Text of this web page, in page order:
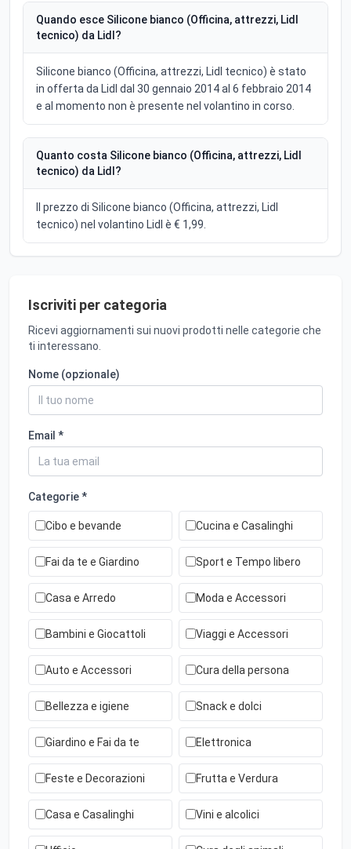
Quando esce Silicone bianco (Officina, attrezzi, Lidl
tecnico) da Lidl?
Silicone bianco (Officina, attrezzi, Lidl tecnico) è stato
in offerta da Lidl dal 30 gennaio 2014 al 6 febbraio 2014
e al momento non è presente nel volantino in corso.
Quanto costa Silicone bianco (Officina, attrezzi, Lidl
tecnico) da Lidl?
Il prezzo di Silicone bianco (Officina, attrezzi, Lidl
tecnico) nel volantino Lidl è € 1,99.
Iscriviti per categoria
Ricevi aggiornamenti sui nuovi prodotti nelle categorie che
ti interessano.
Nome (opzionale)
Email *
Categorie *
Cibo e bevande Cucina e Casalinghi
Fai da te e Giardino Sport e Tempo libero
Casa e Arredo Moda e Accessori
Bambini e Giocattoli Viaggi e Accessori
Auto e Accessori Cura della persona
Bellezza e igiene Snack e dolci
Giardino e Fai da te Elettronica
Feste e Decorazioni Frutta e Verdura
Casa e Casalinghi Vini e alcolici